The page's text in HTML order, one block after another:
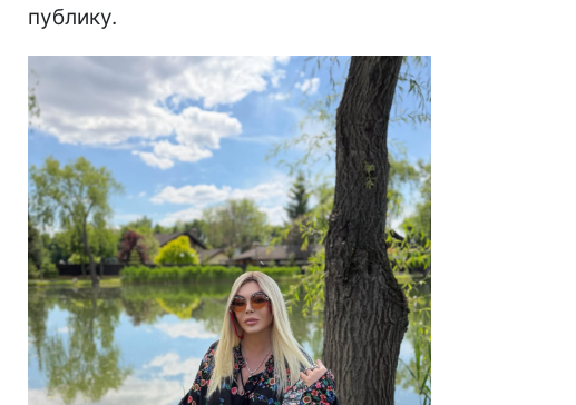
публику.